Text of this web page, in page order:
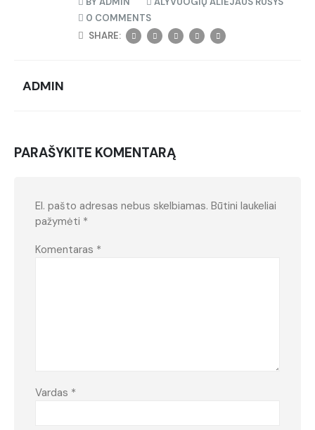
0 COMMENTS
SHARE:
ADMIN
PARAŠYKITE KOMENTARĄ
El. pašto adresas nebus skelbiamas. Būtini laukeliai
pažymėti *
Komentaras *
Vardas *